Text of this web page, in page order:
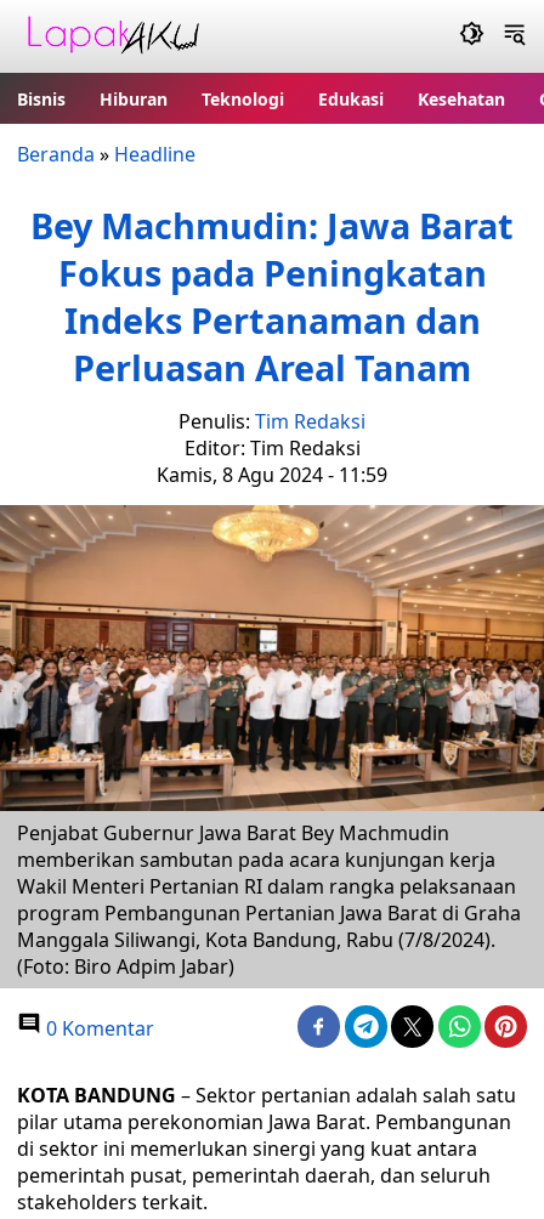
Bisnis Hiburan Teknologi Edukasi Kesehatan
Beranda » Headline
Bey Machmudin: Jawa Barat
Fokus pada Peningkatan
Indeks Pertanaman dan
Perluasan Areal Tanam
Penulis: Tim Redaksi
Editor: Tim Redaksi
Kamis, 8 Agu 2024 - 11:59
Penjabat Gubernur Jawa Barat Bey Machmudin
memberikan sambutan pada acara kunjungan kerja
Wakil Menteri Pertanian RI dalam rangka pelaksanaan
program Pembangunan Pertanian Jawa Barat di Graha
Manggala Siliwangi, Kota Bandung, Rabu (7/8/2024).
(Foto: Biro Adpim Jabar)
0 Komentar
KOTA BANDUNG – Sektor pertanian adalah salah satu
pilar utama perekonomian Jawa Barat. Pembangunan
di sektor ini memerlukan sinergi yang kuat antara
pemerintah pusat, pemerintah daerah, dan seluruh
stakeholders terkait.